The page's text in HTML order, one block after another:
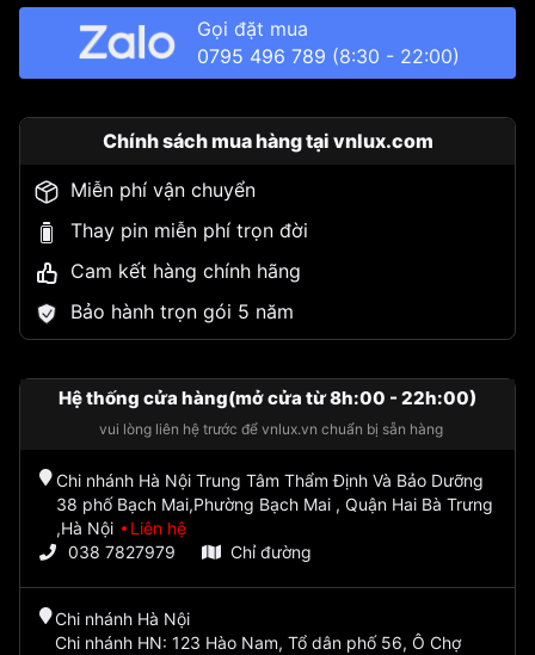
Gọi đặt mua
0795 496 789 (8:30 - 22:00)
Chính sách mua hàng tại vnlux.com
Miễn phí vận chuyển
Thay pin miễn phí trọn đời
Cam kết hàng chính hãng
Bảo hành trọn gói 5 năm
Hệ thống cửa hàng(mở cửa từ 8h:00 - 22h:00)
vui lòng liên hệ trước để vnlux.vn chuẩn bị sẵn hàng
Chi nhánh Hà Nội Trung Tâm Thẩm Định Và Bảo Dưỡng
38 phố Bạch Mai,Phường Bạch Mai , Quận Hai Bà Trưng
,Hà Nội
Liên hệ
038 7827979
Chỉ đường
Chi nhánh Hà Nội
Chi nhánh HN: 123 Hào Nam, Tổ dân phố 56, Ô Chợ